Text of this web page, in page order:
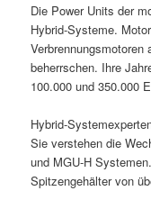
Die Power Units der
Hybrid-Systeme.
beherrschen. Ihre
100.000 und 350.000
Hybrid-
Sie verstehen die
und MGU-H
Spitzengehälter von